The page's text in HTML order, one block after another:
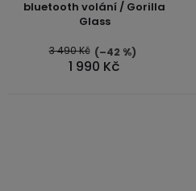
bluetooth volání / Gorilla
Glass
1 990 Kč
3 490 Kč (–42 %)